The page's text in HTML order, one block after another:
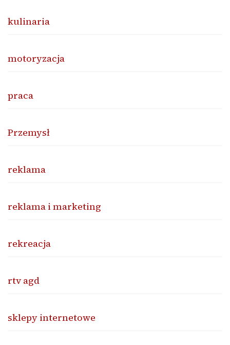
kulinaria
motoryzacja
praca
Przemysł
reklama
reklama i marketing
rekreacja
rtv agd
sklepy internetowe